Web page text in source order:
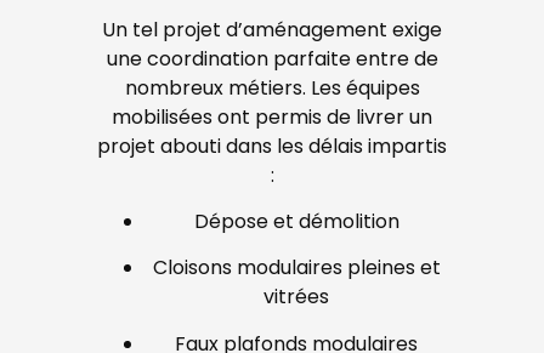
Un tel projet d’aménagement exige
une coordination parfaite entre de
nombreux métiers. Les équipes
mobilisées ont permis de livrer un
projet abouti dans les délais impartis
:
Dépose et démolition
Cloisons modulaires pleines et
vitrées
Faux plafonds modulaires